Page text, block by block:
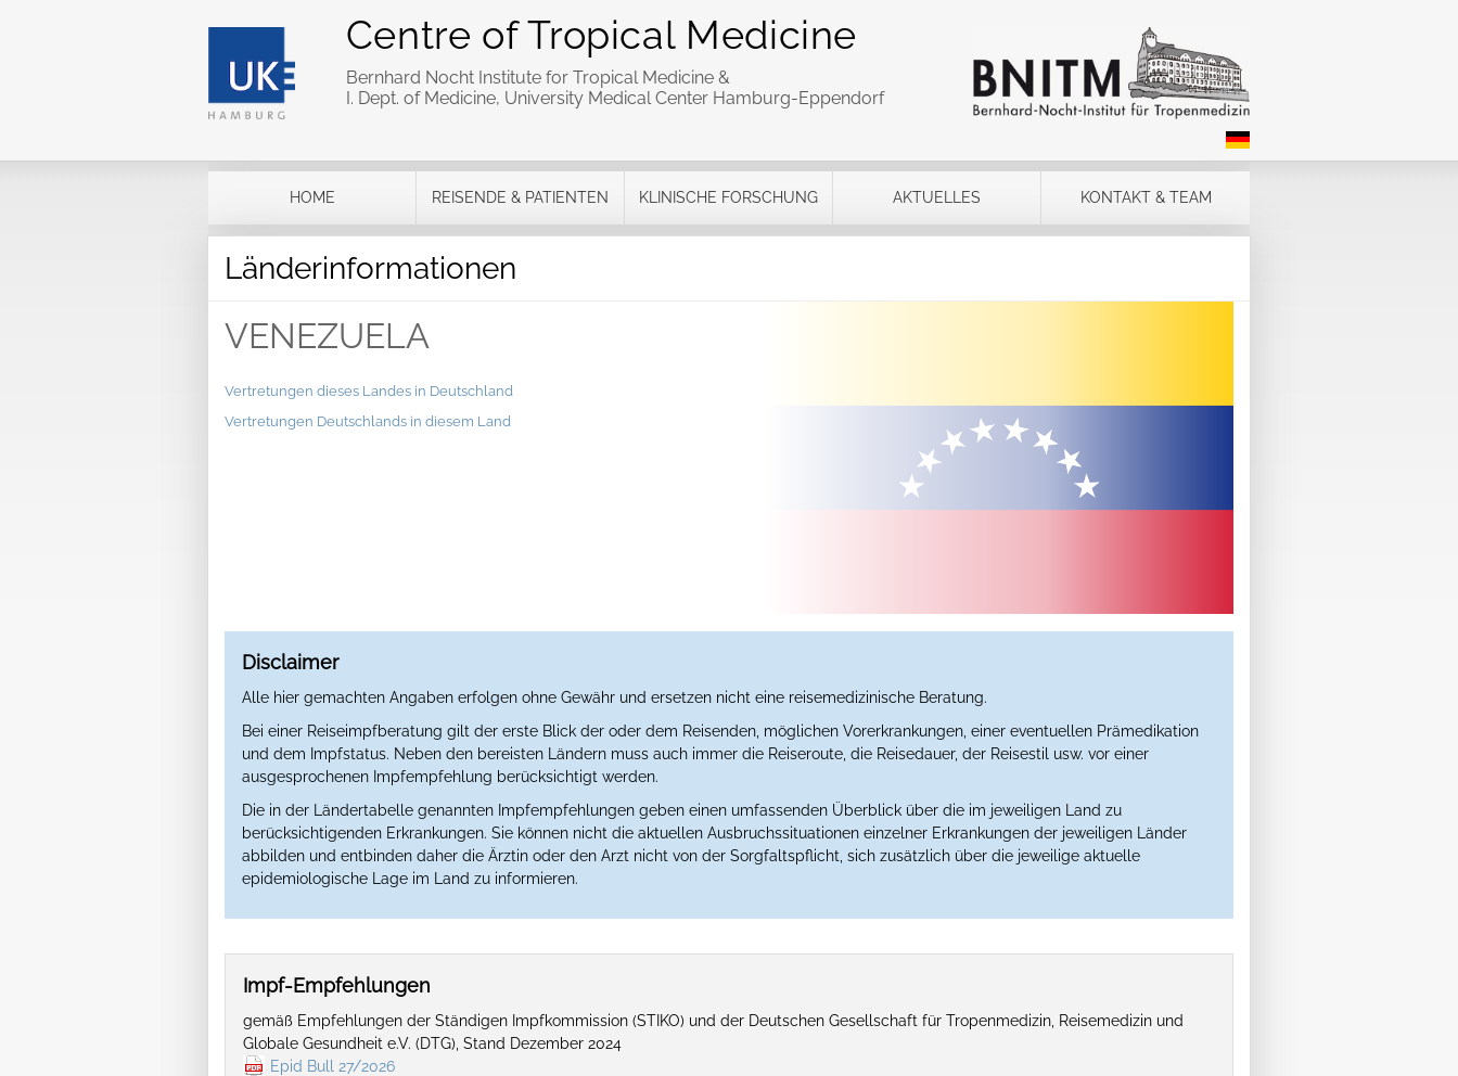
Centre of Tropical Medicine
Bernhard Nocht Institute for Tropical Medicine &
I. Dept. of Medicine, University Medical Center Hamburg-Eppendorf
HOME REISENDE & PATIENTEN KLINISCHE FORSCHUNG AKTUELLES KONTAKT & TEAM
Länderinformationen
VENEZUELA
Vertretungen dieses Landes in Deutschland
Vertretungen Deutschlands in diesem Land
Disclaimer
Alle hier gemachten Angaben erfolgen ohne Gewähr und ersetzen nicht eine reisemedizinische Beratung.
Bei einer Reiseimpfberatung gilt der erste Blick der oder dem Reisenden, möglichen Vorerkrankungen, einer eventuellen Prämedikation
und dem Impfstatus. Neben den bereisten Ländern muss auch immer die Reiseroute, die Reisedauer, der Reisestil usw. vor einer
ausgesprochenen Impfempfehlung berücksichtigt werden.
Die in der Ländertabelle genannten Impfempfehlungen geben einen umfassenden Überblick über die im jeweiligen Land zu
berücksichtigenden Erkrankungen. Sie können nicht die aktuellen Ausbruchssituationen einzelner Erkrankungen der jeweiligen Länder
abbilden und entbinden daher die Ärztin oder den Arzt nicht von der Sorgfaltspflicht, sich zusätzlich über die jeweilige aktuelle
epidemiologische Lage im Land zu informieren.
Impf-Empfehlungen
gemäß Empfehlungen der Ständigen Impfkommission (STIKO) und der Deutschen Gesellschaft für Tropenmedizin, Reisemedizin und
Globale Gesundheit e.V. (DTG), Stand Dezember 2024
Epid Bull 27/2026